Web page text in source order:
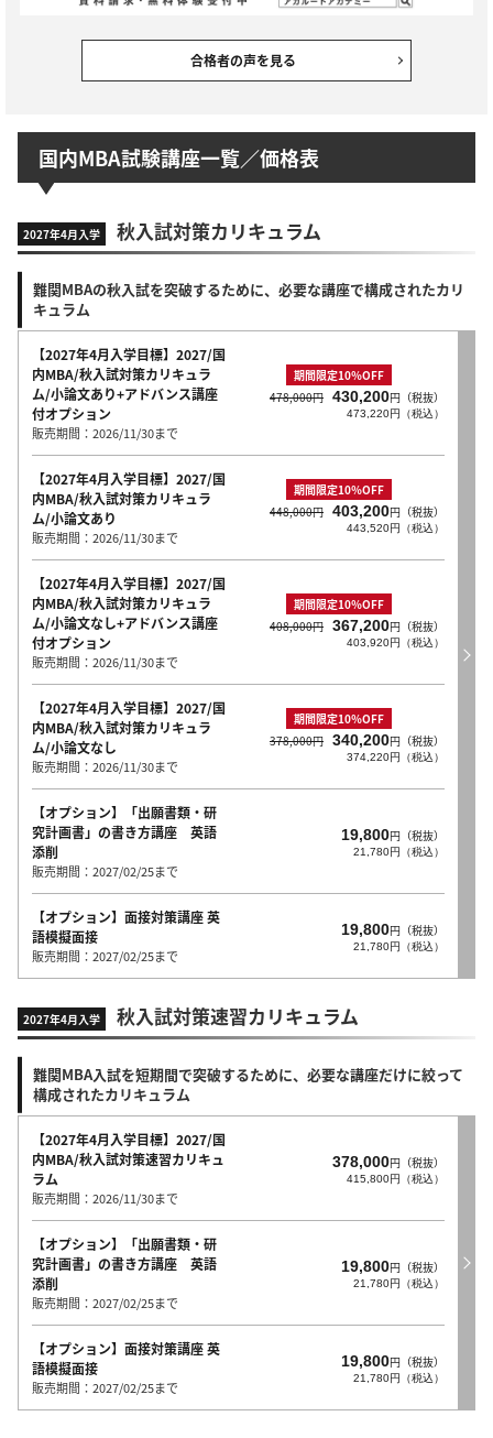
合格者の声を見る
国内MBA試験講座一覧／価格表
2027年4月入学 秋入試対策カリキュラム
難関MBAの秋入試を突破するために、必要な講座で構成されたカリ
キュラム
【2027年4月入学目標】2027/国
内MBA/秋入試対策カリキュラ
ム/小論文あり+アドバンス講座
付オプション
販売期間：2026/11/30まで
期間限定10％OFF
478,000円 430,200円（税抜）
473,220円（税込）
【2027年4月入学目標】2027/国
内MBA/秋入試対策カリキュラ
ム/小論文あり
販売期間：2026/11/30まで
期間限定10％OFF
448,000円 403,200円（税抜）
443,520円（税込）
【2027年4月入学目標】2027/国
内MBA/秋入試対策カリキュラ
ム/小論文なし+アドバンス講座
付オプション
販売期間：2026/11/30まで
期間限定10％OFF
408,000円 367,200円（税抜）
403,920円（税込）
【2027年4月入学目標】2027/国
内MBA/秋入試対策カリキュラ
ム/小論文なし
販売期間：2026/11/30まで
期間限定10％OFF
378,000円 340,200円（税抜）
374,220円（税込）
【オプション】「出願書類・研
究計画書」の書き方講座 英語
添削
販売期間：2027/02/25まで
19,800円（税抜）
21,780円（税込）
【オプション】面接対策講座 英
語模擬面接
販売期間：2027/02/25まで
19,800円（税抜）
21,780円（税込）
2027年4月入学 秋入試対策速習カリキュラム
難関MBA入試を短期間で突破するために、必要な講座だけに絞って
構成されたカリキュラム
【2027年4月入学目標】2027/国
内MBA/秋入試対策速習カリキュ
ラム
販売期間：2026/11/30まで
378,000円（税抜）
415,800円（税込）
【オプション】「出願書類・研
究計画書」の書き方講座 英語
添削
販売期間：2027/02/25まで
19,800円（税抜）
21,780円（税込）
【オプション】面接対策講座 英
語模擬面接
販売期間：2027/02/25まで
19,800円（税抜）
21,780円（税込）